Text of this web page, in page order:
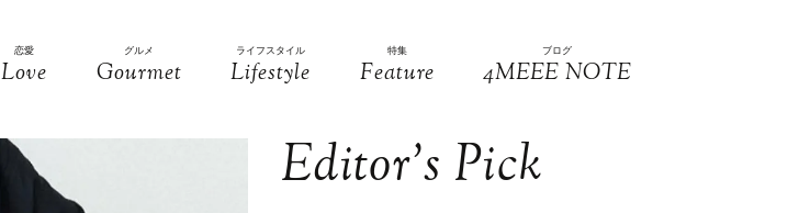
恋愛
Love
グルメ
Gourmet
ライフスタイル
Lifestyle
特集
Feature
ブログ
4MEEE NOTE
Editor’s Pick